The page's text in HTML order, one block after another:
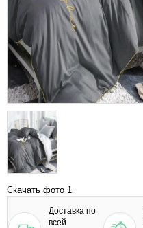
Скачать фото 1
Доставка по
всей